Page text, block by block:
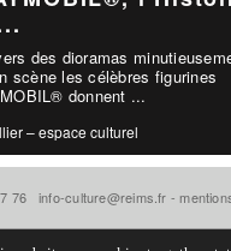
des dioramas
scène les célèbres figurines
donnent ...
– espace culturel
76 info-culture@reims.fr -